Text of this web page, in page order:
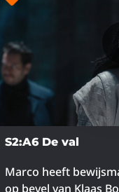
S2:A6 De val
Marco heeft
op bevel van Klaas